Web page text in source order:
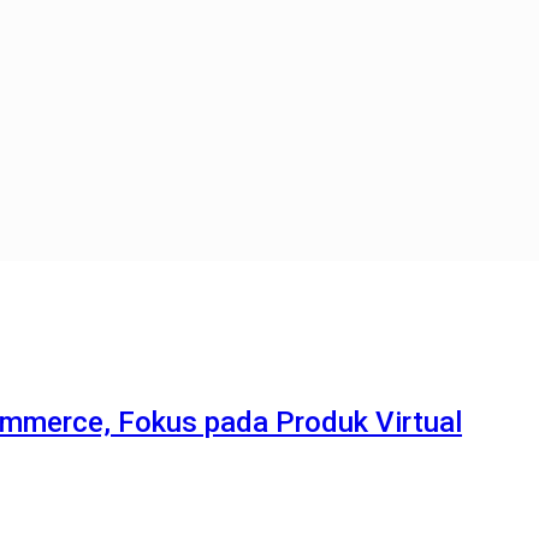
Fokus pada Produk Virtual